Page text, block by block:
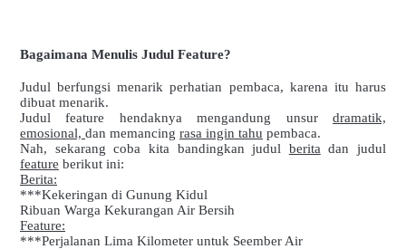
Bagaimana Menulis Judul Feature?
Judul berfungsi menarik perhatian pembaca, karena itu harus
dibuat menarik.
Judul feature hendaknya mengandung unsur dramatik,
emosional, dan memancing rasa ingin tahu pembaca.
Nah, sekarang coba kita bandingkan judul berita dan judul
feature berikut ini:
Berita:
***Kekeringan di Gunung Kidul
Ribuan Warga Kekurangan Air Bersih
Feature:
***Perjalanan Lima Kilometer untuk Seember Air